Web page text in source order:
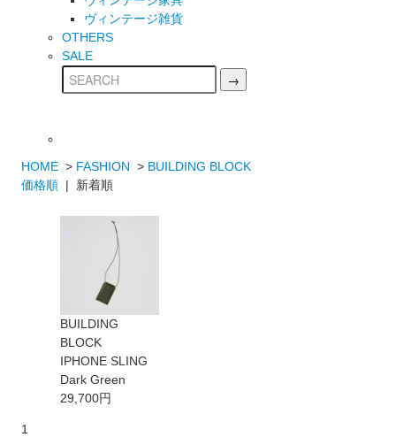
ヴィンテージ雑貨
OTHERS
SALE
HOME > FASHION > BUILDING BLOCK
価格順 | 新着順
BUILDING
BLOCK
IPHONE SLING
Dark Green
29,700円
1